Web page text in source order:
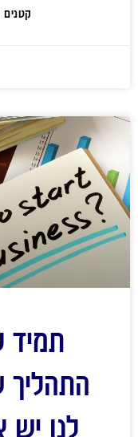
קטנים
תמיד
לנו